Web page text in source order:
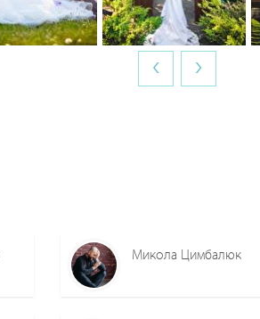
0
‹ ›
Микола Цимбалюк